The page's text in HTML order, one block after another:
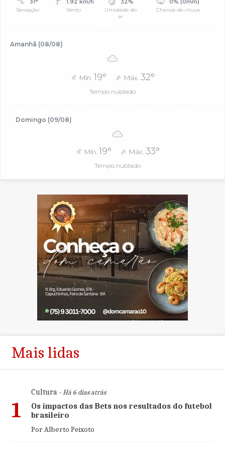
31°
Sensação
1.92 km/h
Vento
32%
Umidade do
ar
0% (0mm)
Chance de chuva
Amanhã (08/08)
Mín. 19° Máx. 32°
Tempo nublado
Domingo (09/08)
Mín. 19° Máx. 33°
Tempo nublado
Mais lidas
1
Cultura- Há 6 dias atrás
Os impactos das Bets nos resultados do futebol
brasileiro
Por Alberto Peixoto